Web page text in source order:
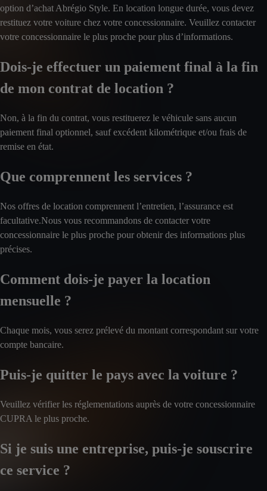
option d’achat Abrégio Style. En location longue durée, vous devez
restituez votre voiture chez votre concessionnaire. Veuillez contacter
votre concessionnaire le plus proche pour plus d’informations.
Dois-je effectuer un paiement final à la fin
de mon contrat de location ?
Non, à la fin du contrat, vous restituerez le véhicule sans aucun
paiement final optionnel, sauf excédent kilométrique et/ou frais de
remise en état.
Que comprennent les services ?
Nos offres de location comprennent l’entretien, l’assurance est
facultative.Nous vous recommandons de contacter votre
concessionnaire le plus proche pour obtenir des informations plus
précises.
Comment dois-je payer la location
mensuelle ?
Chaque mois, vous serez prélevé du montant correspondant sur votre
compte bancaire.
Puis-je quitter le pays avec la voiture ?
Veuillez vérifier les réglementations auprès de votre concessionnaire
CUPRA le plus proche.
Si je suis une entreprise, puis-je souscrire
ce service ?